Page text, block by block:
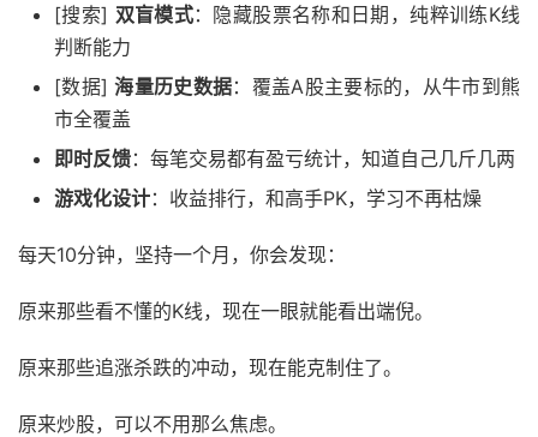
[搜索] 双盲模式：隐藏股票名称和日期，纯粹训练K线
判断能力
[数据]海量历史数据：覆盖A股主要标的，从牛市到熊
市全覆盖
即时反馈：每笔交易都有盈亏统计，知道自己几斤几两
游戏化设计：收益排行，和高手PK，学习不再枯燥
每天10分钟，坚持一个月，你会发现：
原来那些看不懂的K线，现在一眼就能看出端倪。
原来那些追涨杀跌的冲动，现在能克制住了。
原来炒股，可以不用那么焦虑。